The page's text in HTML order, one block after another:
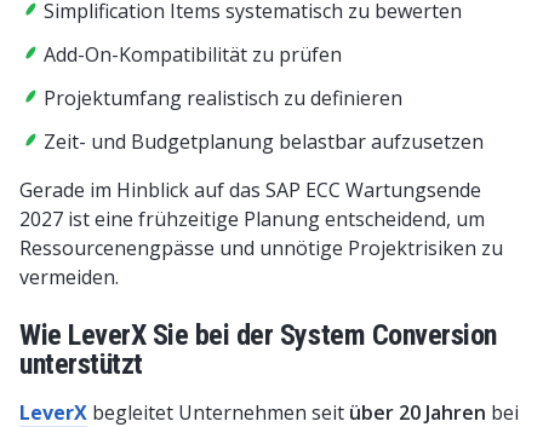
Simplification Items systematisch zu bewerten
Add-On-Kompatibilität zu prüfen
Projektumfang realistisch zu definieren
Zeit- und Budgetplanung belastbar aufzusetzen
Gerade im Hinblick auf das SAP ECC Wartungsende
2027 ist eine frühzeitige Planung entscheidend, um
Ressourcenengpässe und unnötige Projektrisiken zu
vermeiden.
Wie LeverX Sie bei der System Conversion
unterstützt
LeverX begleitet Unternehmen seit über 20 Jahren bei